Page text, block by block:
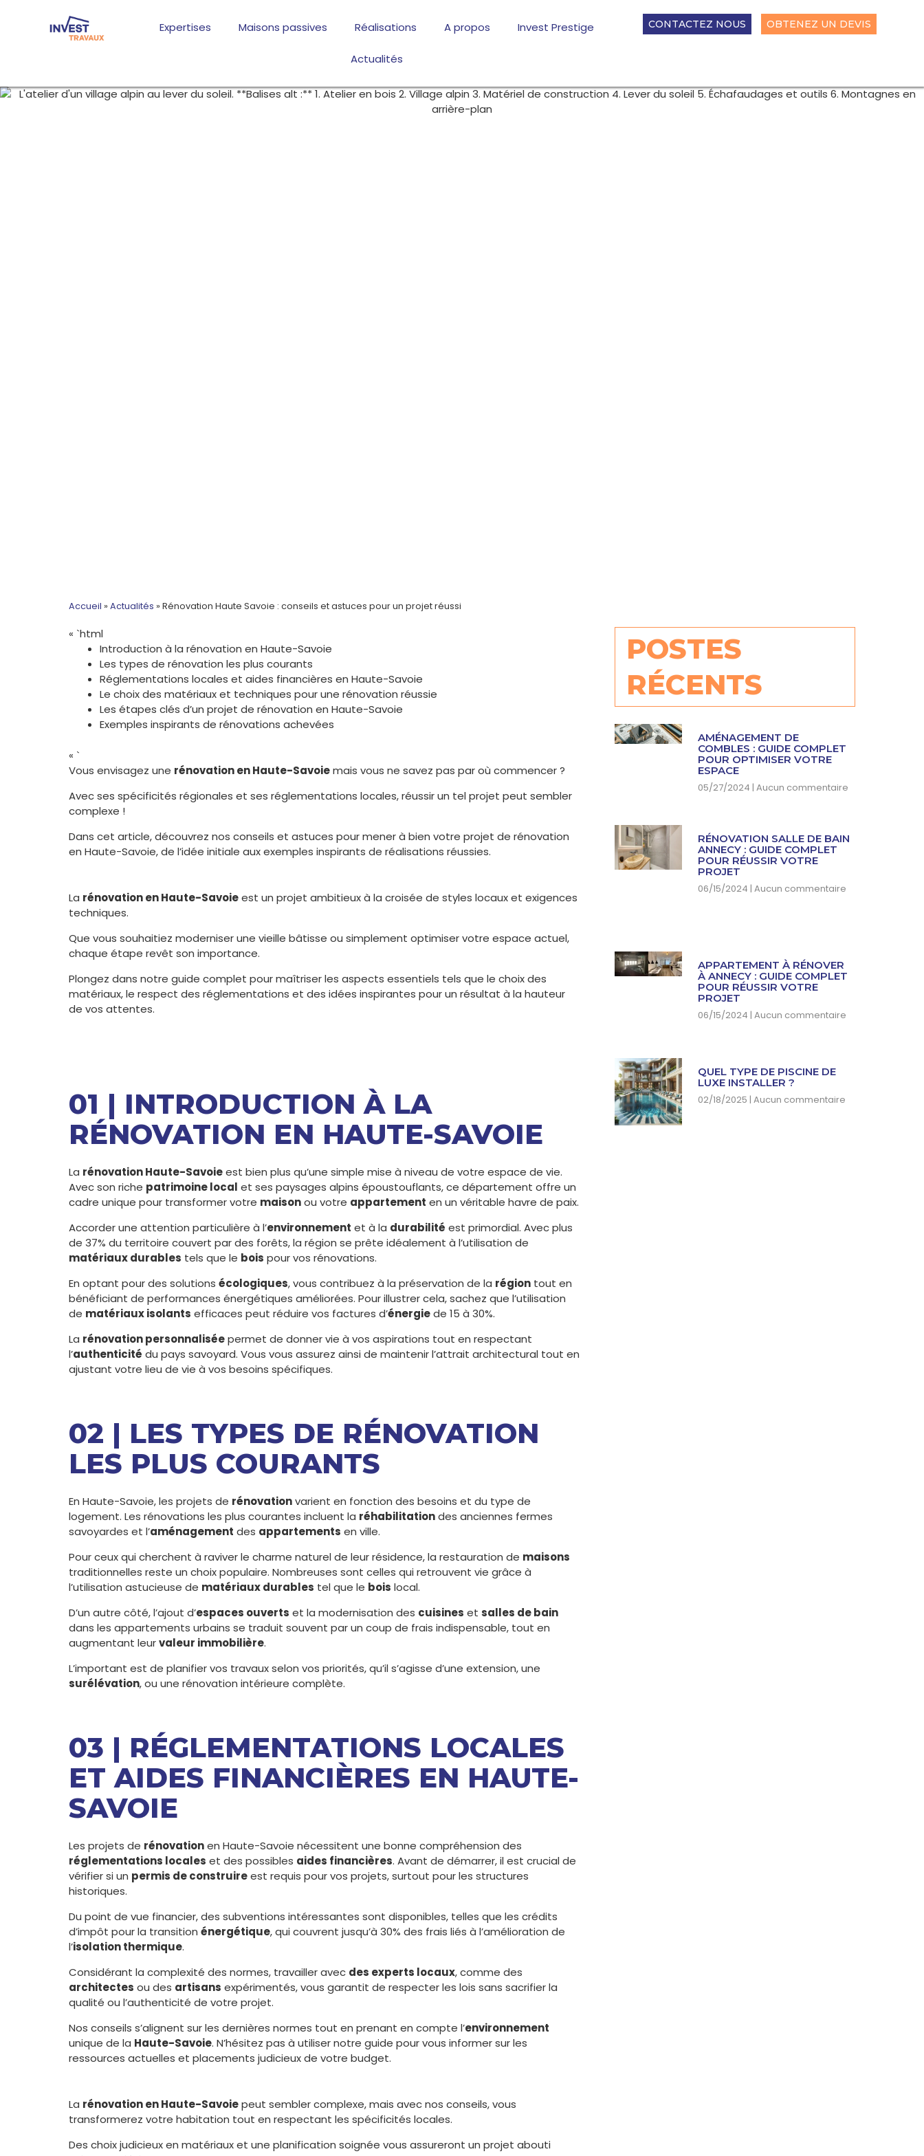
Expertises Maisons passives Réalisations A propos Invest Prestige
Actualités
CONTACTEZ NOUS OBTENEZ UN DEVIS
Accueil » Actualités » Rénovation Haute Savoie : conseils et astuces pour un projet réussi
« `html
Introduction à la rénovation en Haute-Savoie
Les types de rénovation les plus courants
Réglementations locales et aides financières en Haute-Savoie
Le choix des matériaux et techniques pour une rénovation réussie
Les étapes clés d’un projet de rénovation en Haute-Savoie
Exemples inspirants de rénovations achevées
« `
Vous envisagez une rénovation en Haute-Savoiemais vous ne savez pas par où commencer ?
Avec ses spécificités régionales et ses réglementations locales, réussir un tel projet peut sembler
complexe !
Dans cet article, découvrez nos conseils et astuces pour mener à bien votre projet de rénovation
en Haute-Savoie, de l’idée initiale aux exemples inspirants de réalisations réussies.
La rénovation en Haute-Savoieest un projet ambitieux à la croisée de styles locaux et exigences
techniques.
Que vous souhaitiez moderniser une vieille bâtisse ou simplement optimiser votre espace actuel,
chaque étape revêt son importance.
Plongez dans notre guide complet pour maîtriser les aspects essentiels tels que le choix des
matériaux, le respect des réglementations et des idées inspirantes pour un résultat à la hauteur
de vos attentes.
01 | INTRODUCTION À LA
RÉNOVATION EN HAUTE-SAVOIE
La rénovation Haute-Savoieest bien plus qu’une simple mise à niveau de votre espace de vie.
Avec son riche patrimoine local et ses paysages alpins époustouflants, ce département offre un
cadre unique pour transformer votre maisonou votre appartement en un véritable havre de paix.
Accorder une attention particulière à l’environnement et à la durabilité est primordial. Avec plus
de 37% du territoire couvert par des forêts, la région se prête idéalement à l’utilisation de
matériaux durables tels que le bois pour vos rénovations.
En optant pour des solutions écologiques, vous contribuez à la préservation de la région tout en
bénéficiant de performances énergétiques améliorées. Pour illustrer cela, sachez que l’utilisation
de matériaux isolants efficaces peut réduire vos factures d’énergiede 15 à 30%.
La rénovation personnaliséepermet de donner vie à vos aspirations tout en respectant
l’authenticité du pays savoyard. Vous vous assurez ainsi de maintenir l’attrait architectural tout en
ajustant votre lieu de vie à vos besoins spécifiques.
02 | LES TYPES DE RÉNOVATION
LES PLUS COURANTS
En Haute-Savoie, les projets de rénovationvarient en fonction des besoins et du type de
logement. Les rénovations les plus courantes incluent la réhabilitationdes anciennes fermes
savoyardes et l’aménagement des appartements en ville.
Pour ceux qui cherchent à raviver le charme naturel de leur résidence, la restauration de maisons
traditionnelles reste un choix populaire. Nombreuses sont celles qui retrouvent vie grâce à
l’utilisation astucieuse de matériaux durables tel que le bois local.
D’un autre côté, l’ajout d’espaces ouverts et la modernisation des cuisines et salles de bain
dans les appartements urbains se traduit souvent par un coup de frais indispensable, tout en
augmentant leurvaleur immobilière.
L’important est de planifier vos travaux selon vos priorités, qu’il s’agisse d’une extension, une
surélévation, ou une rénovation intérieure complète.
03 | RÉGLEMENTATIONS LOCALES
ET AIDES FINANCIÈRES EN HAUTE-
SAVOIE
Les projets de rénovationen Haute-Savoie nécessitent une bonne compréhension des
réglementations locales et des possibles aides financières. Avant de démarrer, il est crucial de
vérifier si un permis de construireest requis pour vos projets, surtout pour les structures
historiques.
Du point de vue financier, des subventions intéressantes sont disponibles, telles que les crédits
d’impôt pour la transition énergétique, qui couvrent jusqu’à 30% des frais liés à l’amélioration de
l’isolation thermique.
Considérant la complexité des normes, travailler avec des experts locaux, comme des
architectes ou des artisans expérimentés, vous garantit de respecter les lois sans sacrifier la
qualité ou l’authenticité de votre projet.
Nos conseils s’alignent sur les dernières normes tout en prenant en compte l’environnement
unique de la Haute-Savoie. N’hésitez pas à utiliser notre guide pour vous informer sur les
ressources actuelles et placements judicieux de votre budget.
La rénovation en Haute-Savoiepeut sembler complexe, mais avec nos conseils, vous
transformerez votre habitation tout en respectant les spécificités locales.
Des choix judicieux en matériaux et une planification soignée vous assureront un projet abouti
POSTES
RÉCENTS
AMÉNAGEMENT DE
COMBLES : GUIDE COMPLET
POUR OPTIMISER VOTRE
ESPACE
05/27/2024 Aucun commentaire
RÉNOVATION SALLE DE BAIN
ANNECY : GUIDE COMPLET
POUR RÉUSSIR VOTRE
PROJET
06/15/2024 Aucun commentaire
APPARTEMENT À RÉNOVER
À ANNECY : GUIDE COMPLET
POUR RÉUSSIR VOTRE
PROJET
06/15/2024 Aucun commentaire
QUEL TYPE DE PISCINE DE
LUXE INSTALLER ?
02/18/2025 Aucun commentaire